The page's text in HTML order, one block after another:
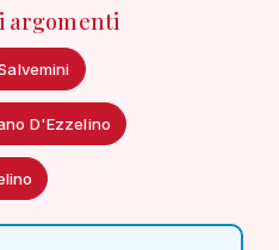
argomenti
D'Ezzelino